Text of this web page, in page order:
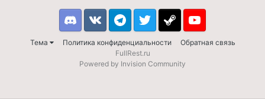
Тема Политика конфиденциальности Обратная связь
DiscordVK TelegramTwitter Steam Youtube
FullRest.ru
Powered by Invision Community